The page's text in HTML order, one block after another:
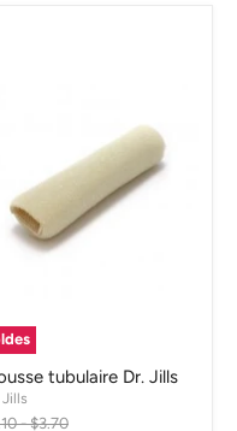
tubulaire Dr. Jills
Jills
-Prix
$3.70